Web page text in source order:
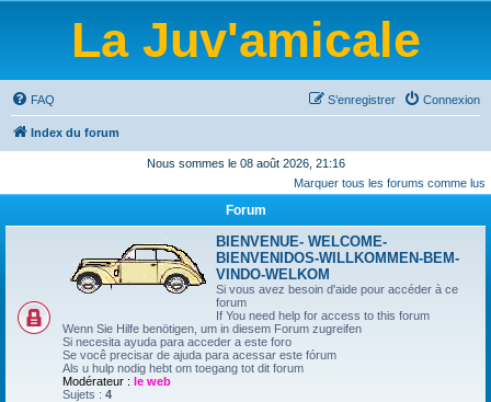
La Juv'amicale
FAQ Connexion
S’enregistrer
Index du forum
Nous sommes le 08 août 2026, 21:16
Marquer tous les forums comme lus
Forum
BIENVENUE- WELCOME-
BIENVENIDOS-WILLKOMMEN-BEM-
VINDO-WELKOM
Si vous avez besoin d'aide pour accéder à ce
forum
If You need help for access to this forum
Wenn Sie Hilfe benötigen, um in diesem Forum zugreifen
Si necesita ayuda para acceder a este foro
Se você precisar de ajuda para acessar este fórum
Als u hulp nodig hebt om toegang tot dit forum
Modérateur : le web
Sujets : 4